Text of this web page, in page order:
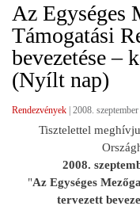
Az Egységes
Támogatási
bevezetése –
(Nyílt nap)
Rendezvények 2008. szeptember
Tisztelettel
2008.
"Az Egységes
tervezett